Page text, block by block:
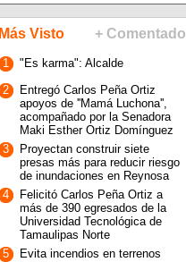
Más Visto + Comentado
1
"Es karma": Alcalde
2
Entregó Carlos Peña Ortiz
apoyos de ''Mamá Luchona'',
acompañado por la Senadora
Maki Esther Ortiz Domínguez
3
Proyectan construir siete
presas más para reducir riesgo
de inundaciones en Reynosa
4
Felicitó Carlos Peña Ortiz a
más de 390 egresados de la
Universidad Tecnológica de
Tamaulipas Norte
5
Evita incendios en terrenos